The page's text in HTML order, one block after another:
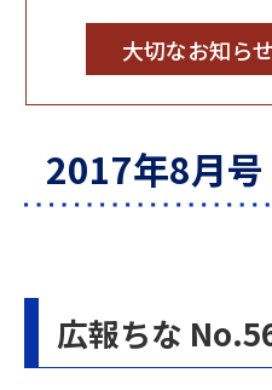
大切なお知ら
2017年8月号
広報ちな